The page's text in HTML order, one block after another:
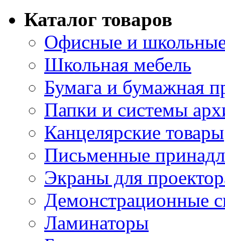
Каталог товаров
Офисные и
Школьная мебель
Бумага и бумажная
Папки и системы
Канцелярские товары
Письменные
Экраны для
Демонстрационные
Ламинаторы